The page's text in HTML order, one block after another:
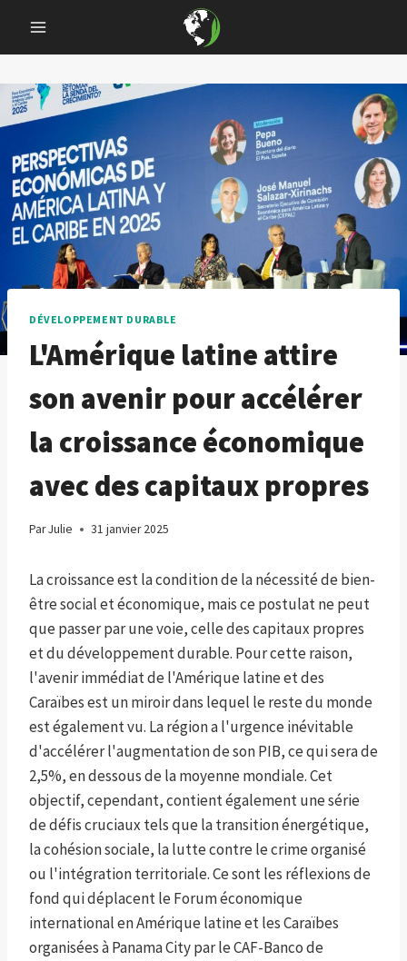
content
DÉVELOPPEMENT DURABLE
L'Amérique latine attire
son avenir pour accélérer
la croissance économique
avec des capitaux propres
ParJulie 31 janvier 2025
La croissance est la condition de la nécessité de bien-
être social et économique, mais ce postulat ne peut
que passer par une voie, celle des capitaux propres
et du développement durable. Pour cette raison,
l'avenir immédiat de l'Amérique latine et des
Caraïbes est un miroir dans lequel le reste du monde
est également vu. La région a l'urgence inévitable
d'accélérer l'augmentation de son PIB, ce qui sera de
2,5%, en dessous de la moyenne mondiale. Cet
objectif, cependant, contient également une série
de défis cruciaux tels que la transition énergétique,
la cohésion sociale, la lutte contre le crime organisé
ou l'intégration territoriale. Ce sont les réflexions de
fond qui déplacent le Forum économique
international en Amérique latine et les Caraïbes
organisées à Panama City par le CAF-Banco de